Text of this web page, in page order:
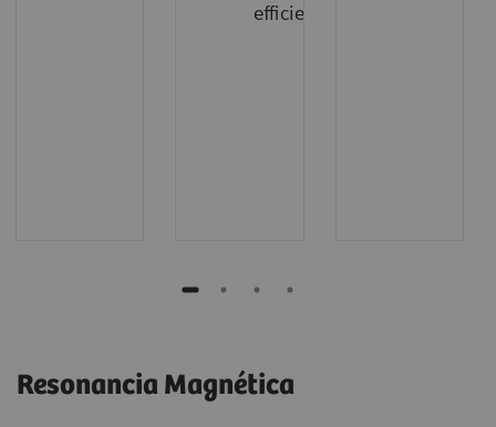
efficiency
Resonancia Magnética